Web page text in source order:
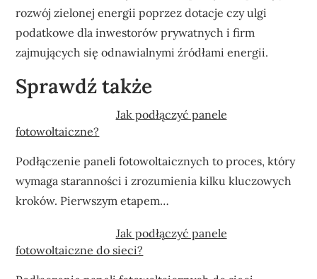
rozwój zielonej energii poprzez dotacje czy ulgi
podatkowe dla inwestorów prywatnych i firm
zajmujących się odnawialnymi źródłami energii.
Sprawdź także
Jak podłączyć panele
fotowoltaiczne?
Podłączenie paneli fotowoltaicznych to proces, który
wymaga staranności i zrozumienia kilku kluczowych
kroków. Pierwszym etapem…
Jak podłączyć panele
fotowoltaiczne do sieci?